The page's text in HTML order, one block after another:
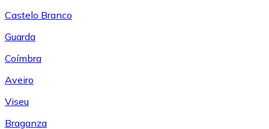
Castelo Branco
Guarda
Coímbra
Aveiro
Viseu
Braganza